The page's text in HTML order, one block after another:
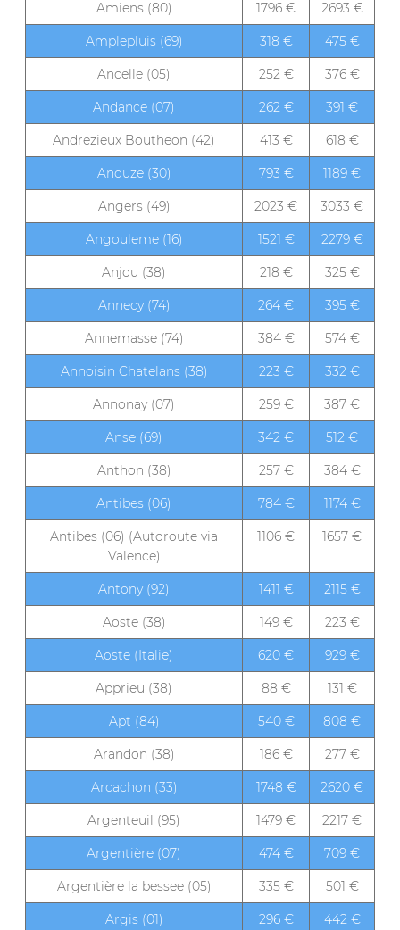
Amiens (80) 1796 € 2693 €
Amplepluis (69) 318 € 475 €
Ancelle (05) 252 € 376 €
Andance (07) 262 € 391 €
Andrezieux Boutheon (42) 413 € 618 €
Anduze (30) 793 € 1189 €
Angers (49) 2023 € 3033 €
Angouleme (16) 1521 € 2279 €
Anjou (38) 218 € 325 €
Annecy (74) 264 € 395 €
Annemasse (74) 384 € 574 €
Annoisin Chatelans (38) 223 € 332 €
Annonay (07) 259 € 387 €
Anse (69) 342 € 512 €
Anthon (38) 257 € 384 €
Antibes (06) 784 € 1174 €
Antibes (06) (Autoroute via
Valence)
1106 € 1657 €
Antony (92) 1411 € 2115 €
Aoste (38) 149 € 223 €
Aoste (Italie) 620 € 929 €
Apprieu (38) 88 € 131 €
Apt (84) 540 € 808 €
Arandon (38) 186 € 277 €
Arcachon (33) 1748 € 2620 €
Argenteuil (95) 1479 € 2217 €
Argentière (07) 474 € 709 €
Argentière la bessee (05) 335 € 501 €
Argis (01) 296 € 442 €